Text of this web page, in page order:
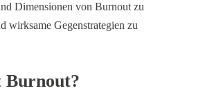
Dimensionen von Burnout zu
wirksame Gegenstrategien zu
Burnout?